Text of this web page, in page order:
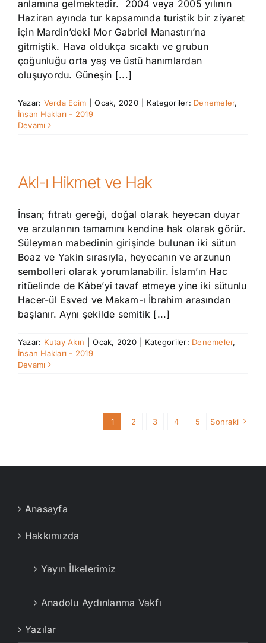
anlamına gelmektedir. 2004 veya 2005 yılının
Haziran ayında tur kapsamında turistik bir ziyaret
için Mardin’deki Mor Gabriel Manastırı’na
gitmiştik. Hava oldukça sıcaktı ve grubun
çoğunluğu orta yaş ve üstü hanımlardan
oluşuyordu. Güneşin [...]
Yazar: Verda Ecim Ocak, 2020 Kategoriler: Denemeler,
İnsan Hakları - 2019
Devamı
Akl-ı Hikmet ve Hak
İnsan; fıtratı gereği, doğal olarak heyecan duyar
ve arzularının tamamını kendine hak olarak görür.
Süleyman mabedinin girişinde bulunan iki sütun
Boaz ve Yakin sırasıyla, heyecanın ve arzunun
sembolleri olarak yorumlanabilir. İslam’ın Hac
ritüelinde de Kâbe’yi tavaf etmeye yine iki sütunlu
Hacer-ül Esved ve Makam-ı İbrahim arasından
başlanır. Aynı şekilde semitik [...]
Yazar: Kutay Akın Ocak, 2020 Kategoriler: Denemeler,
İnsan Hakları - 2019
Devamı
1 2 3 4 5 Sonraki
Anasayfa
Hakkımızda
Yayın İlkelerimiz
Anadolu Aydınlanma Vakfı
Yazılar